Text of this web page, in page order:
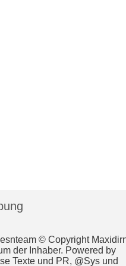
© Copyright
der Inhaber. Powered by
Texte und PR, @Sys und